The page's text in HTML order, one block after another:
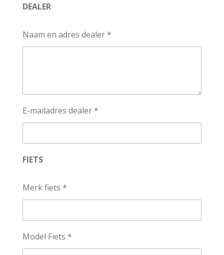
DEALER
Naam en adres dealer *
E-mailadres dealer *
FIETS
Merk fiets *
Model Fiets *